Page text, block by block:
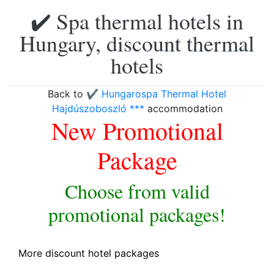
✔️ Spa thermal hotels in
Hungary, discount thermal
hotels
Back to ✔️ Hungarospa Thermal Hotel
Hajdúszoboszló *** accommodation
New Promotional
Package
Choose from valid
promotional packages!
More discount hotel packages